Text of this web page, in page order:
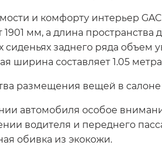
и комфорту интерьер
1901 мм, а длина
заднего ряда объем
ширина составляет 1.05
размещения вещей в
автомобиля особое
водителя и переднего
обивка из экокожи.